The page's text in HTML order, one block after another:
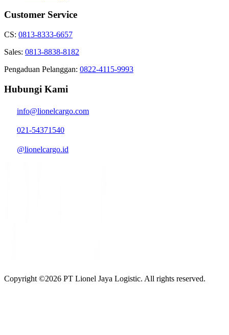
Customer Service
CS: 0813-8333-6657
Sales: 0813-8838-8182
Pengaduan Pelanggan: 0822-4115-9993
Hubungi Kami
info@lionelcargo.com
021-54371540
@lionelcargo.id
Copyright ©2026 PT Lionel Jaya Logistic. All rights reserved.